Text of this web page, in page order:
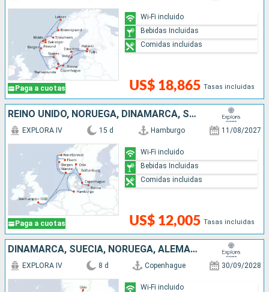
Paga a cuotas US$ 18,865 Tasas incluidas
Wi-Fi incluido
Bebidas Incluidas
Comidas incluidas
REINO UNIDO, NORUEGA, DINAMARCA, SUECIA, ALEMANIA
Paga a cuotas
EXPLORA IV 15 d Hamburgo 11/08/2027
US$ 12,005 Tasas incluidas
Wi-Fi incluido
Bebidas Incluidas
Comidas incluidas
DINAMARCA, SUECIA, NORUEGA, ALEMANIA, REINO UNIDO
EXPLORA IV 8 d Copenhague 30/09/2028
Wi-Fi incluido